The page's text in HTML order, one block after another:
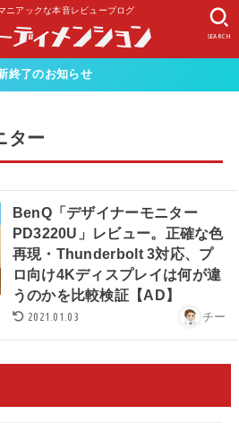
ニアックな本音レビューブログ
SEARCH
終了のお知らせ
ター
BenQ「デザイナーモニター
PD3220U」レビュー。正確な色
再現・Thunderbolt 3対応、プ
ロ向け4Kディスプレイは何が違
うのかを比較検証【AD】
2021.01.03 チー